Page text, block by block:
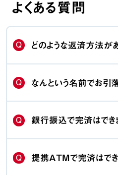
よくある質問
Q どのような返済方法が
Q なんという名前でお引
Q 銀行振込で完済はでき
Q 提携ATMで完済はでき